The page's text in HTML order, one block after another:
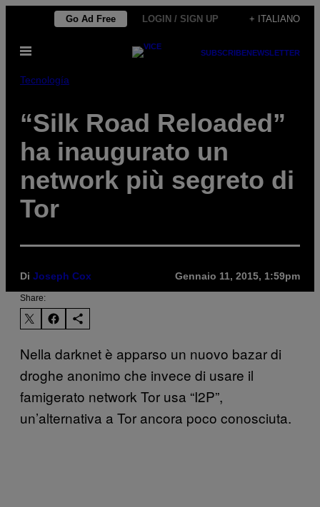
contenuto
Go Ad Free LOGIN / SIGN UP + ITALIANO
Apri
SUBSCRIBENEWSLETTER
Tecnología
“Silk Road Reloaded”
ha inaugurato un
network più segreto di
Tor
Di Joseph Cox Gennaio 11, 2015, 1:59pm
Share:
Nella darknet è apparso un nuovo bazar di
droghe anonimo che invece di usare il
famigerato network Tor usa “I2P”,
un’alternativa a Tor ancora poco conosciuta.